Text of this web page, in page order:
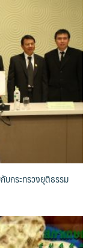
บกระทรวงยุติธรรม